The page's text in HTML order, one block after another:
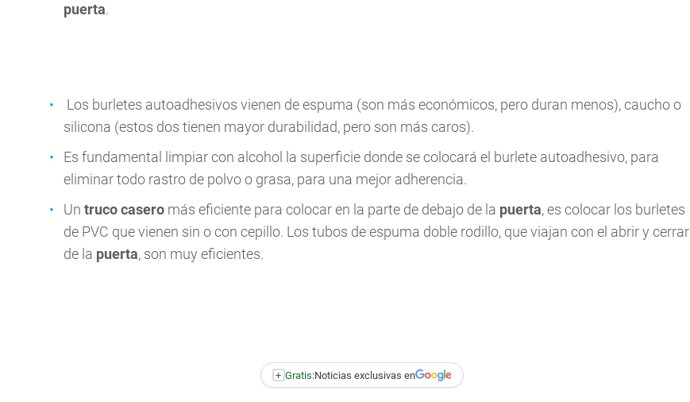
puerta.
Los burletes autoadhesivos vienen de espuma (son más económicos, pero duran menos), caucho o
silicona (estos dos tienen mayor durabilidad, pero son más caros).
Es fundamental limpiar con alcohol la superficie donde se colocará el burlete autoadhesivo, para
eliminar todo rastro de polvo o grasa, para una mejor adherencia.
Un truco casero más eficiente para colocar en la parte de debajo de la puerta, es colocar los burletes
de PVC que vienen sin o con cepillo. Los tubos de espuma doble rodillo, que viajan con el abrir y cerrar
de la puerta, son muy eficientes.
+ Gratis:Noticias exclusivas en